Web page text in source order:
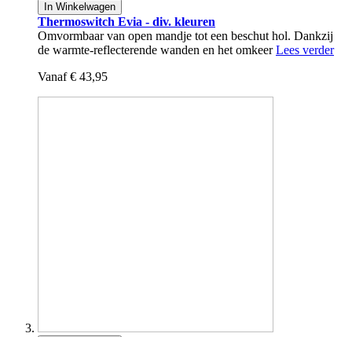
In Winkelwagen
Thermoswitch Evia - div. kleuren
Omvormbaar van open mandje tot een beschut hol. Dankzij
de warmte-reflecterende wanden en het omkeerLees verder
Vanaf € 43,95